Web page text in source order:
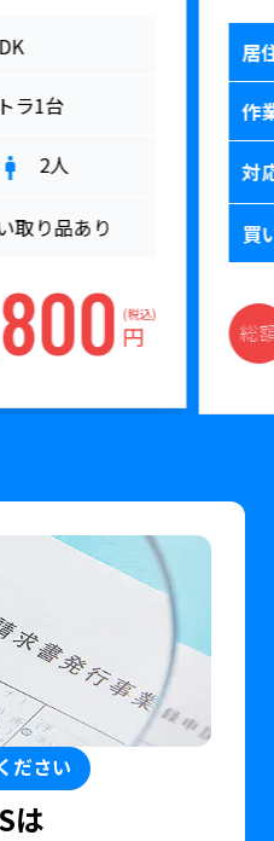
ラ1台
2人
取り品あり
(税込)
円
居
作
対
買
総
ださい
は